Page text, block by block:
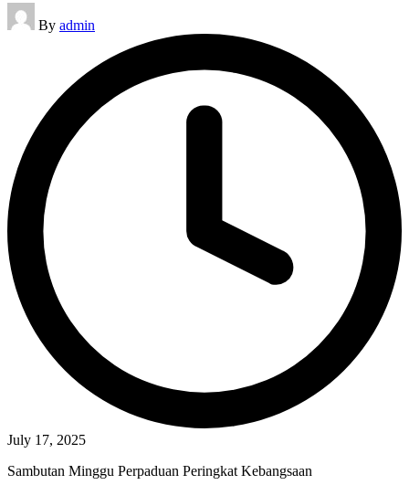
Posted
by
By admin
July 17, 2025
Sambutan Minggu Perpaduan Peringkat Kebangsaan